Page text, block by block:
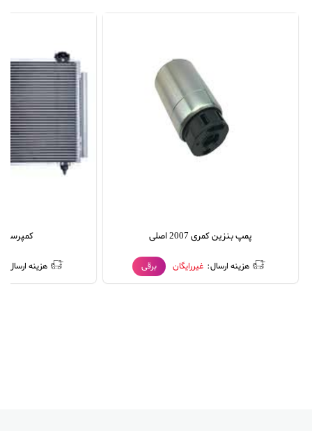
پمپ بنزین کمری 2007 اصلی
هزینه ارسال: غیررایگان برقی
کمپرسور
هزینه ارسال: